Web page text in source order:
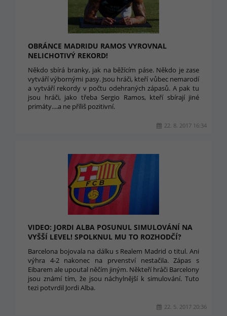
OBRÁNCE MADRIDU RAMOS VYROVNAL
NELICHOTIVÝ REKORD!
Někdo sbírá branky, jak na běžícím páse. Někdo je zase
vytváří výbornými pasy. Jsou hráči, kteří vůbec nemarodí
a vytváří rekordy v počtu odehraných zápasů. A pak tu
jsou hráči, jako třeba Sergio Ramos, kteří sbírají jiné
primáty....a ne příliš pozitivní.
22. 8. 2017 16:34
VIDEO: JORDI ALBA POSUNUL SIMULOVÁNÍ NA
VYŠŠÍ LEVEL! SPOLKNUL MU TO ROZHODČÍ?
Barcelona bojovala na dálku s Realem Madrid o titul. Ani
výhra 4-2 nakonec na prvenství nestačila. Zápas s
Eibarem ale upoutal něčím jiným. Někteří hráči Barcelony
jsou známí tím, že jsou náchylnější k simulování. Tuto
tezi potvrdil Jordi Alba.
22. 5. 2017 20:36